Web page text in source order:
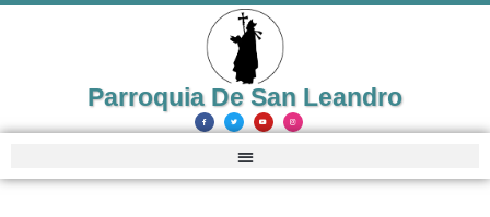
Parroquia De San Leandro